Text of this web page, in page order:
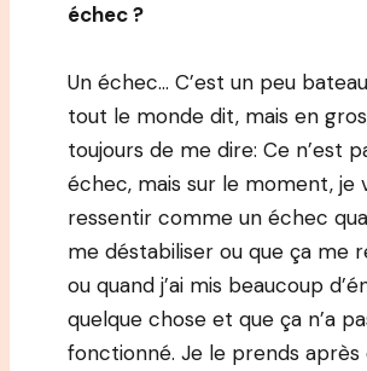
échec ?
Un échec… C’est un peu
tout le monde dit, mais en gros,
toujours de me dire: Ce n’est
échec, mais sur le moment, je
ressentir comme un échec
me déstabiliser ou que ça me
ou quand j’ai mis beaucoup
quelque chose et que ça n’a
fonctionné. Je le prends